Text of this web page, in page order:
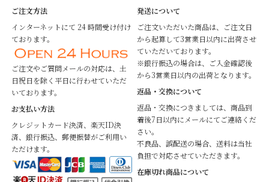
ご注文方法
インターネットにて 24 時間受け付け
ております。
ご注文やご質問メールの対応は、土
日祝日を除く平日に行わせていただ
いております。
お支払い方法
クレジットカード決済、楽天ID決
済、銀行振込、郵便振替がご利用い
ただけます。
発送について
ご注文いただいた商品は、ご注文日
から起算して3営業日以内に出荷させ
ていただいております。
※銀行振込の場合は、ご入金確認後
から3営業日以内の出荷となります。
返品・交換について
返品・交換につきましては、商品到
着後7日以内にメールにてご連絡くだ
さい。
不良品、誤配送の場合、送料は当社
負担で対応させていただきます。
在庫切れ商品について